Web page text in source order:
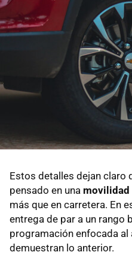
Estos detalles dejan claro
pensado en una movilidad
más que en carretera. En
entrega de par a un rango
programación enfocada al
demuestran lo anterior.